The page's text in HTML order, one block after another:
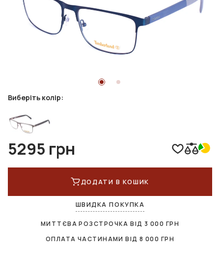
Виберіть колір:
5295 грн
ДОДАТИ В КОШИК
ШВИДКА ПОКУПКА
МИТТЄВА РОЗСТРОЧКА ВІД 3 000 ГРН
ОПЛАТА ЧАСТИНАМИ ВІД8 000 ГРН